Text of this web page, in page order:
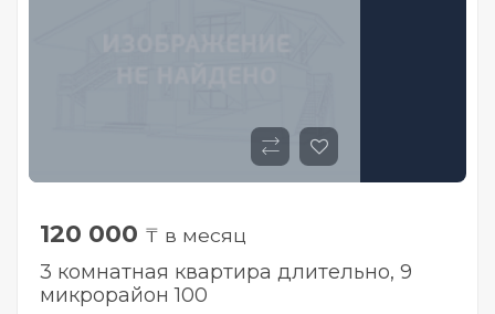
120 000 ₸ в месяц
3 комнатная квартира длительно, 9
микрорайон 100